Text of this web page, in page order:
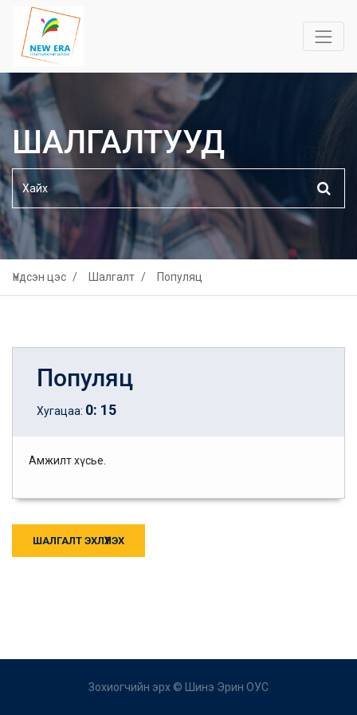
ШАЛГАЛТУУД
Үндсэн цэс Шалгалт Популяц
Популяц
Хугацаа: 0: 15
Амжилт хүсье.
ШАЛГАЛТ ЭХЛҮҮЛЭХ
Зохиогчийн эрх © Шинэ Эрин ОУС